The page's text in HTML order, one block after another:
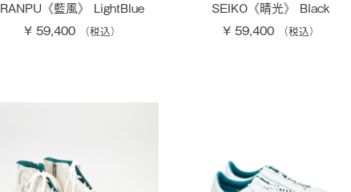
RANPU《藍風》 LightBlue
¥ 59,400
SEIKO《晴光》 Black
¥ 59,400